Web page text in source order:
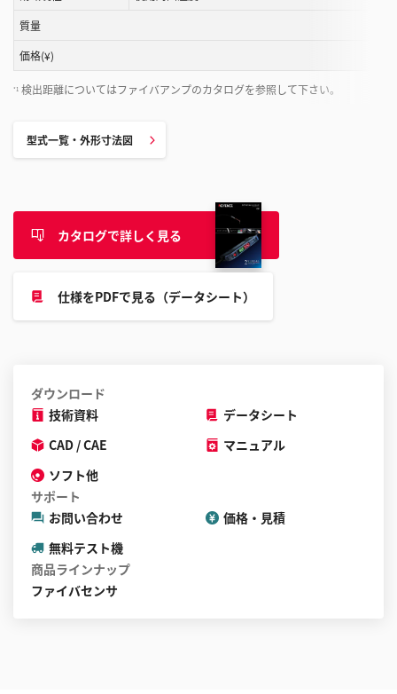
質量
価格(¥)
*1 検出距離についてはファイバアンプのカタログを参照して下さい。
型式一覧・外形寸法図
カタログで詳しく見る
仕様をPDFで見る（データシート）
ダウンロード
技術資料
データシート
CAD / CAE
マニュアル
ソフト他
サポート
お問い合わせ
価格・見積
無料テスト機
商品ラインナップ
ファイバセンサ